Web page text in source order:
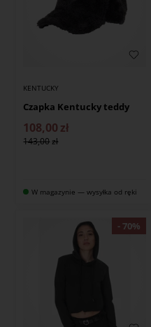
KENTUCKY
Czapka Kentucky teddy
108,00 zł
143,00
W magazynie — wysyłka od ręki